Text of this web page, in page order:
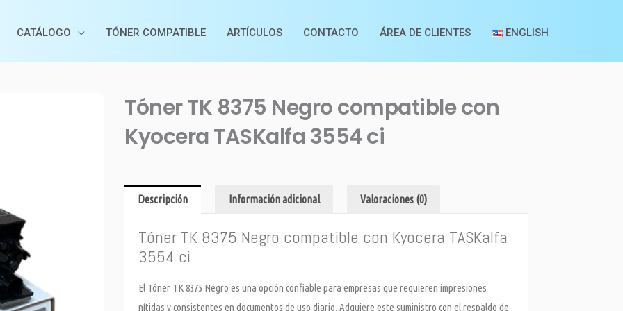
CATÁLOGO TÓNER COMPATIBLE ARTÍCULOS CONTACTO ÁREA DE CLIENTES ENGLISH
Tóner TK 8375 Negro compatible con
Kyocera TASKalfa 3554 ci
Descripción Información adicional Valoraciones (0)
Tóner TK 8375 Negro compatible con Kyocera TASKalfa
3554 ci
El Tóner TK 8375 Negro es una opción confiable para empresas que requieren impresiones
nítidas y consistentes en documentos de uso diario. Adquiere este suministro con el respaldo de